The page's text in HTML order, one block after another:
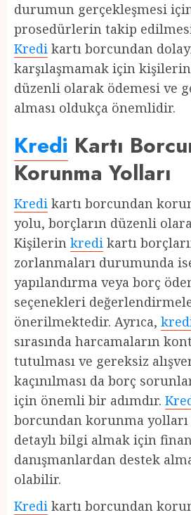
durumun gerçekleşmesi
prosedürlerin takip
Kredi kartı borcundan
karşılaşmamak için
düzenli olarak ödemesi ve
alması oldukça önemlidir.
Kredi Kartı
Korunma Yolları
Kredi kartı borcundan
yolu, borçların düzenli
Kişilerin kredi kartı
zorlanmaları durumunda
yapılandırma veya borç
seçenekleri
önerilmektedir. Ayrıca,
sırasında harcamaların
tutulması ve gereksiz
kaçınılması da borç
için önemli bir adımdır.
borcundan korunma
detaylı bilgi almak için
danışmanlardan destek
olabilir.
Kredi kartı borcundan